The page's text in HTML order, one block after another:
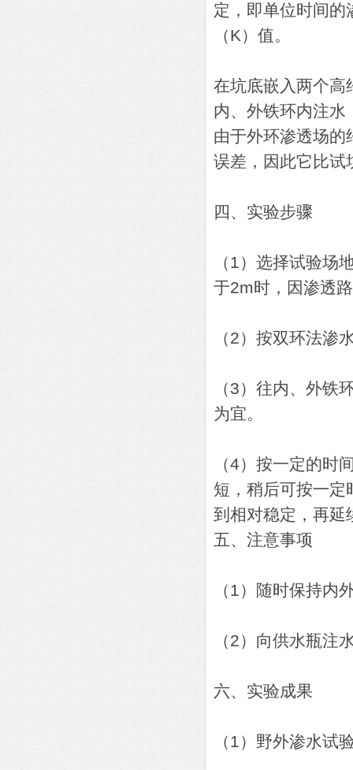
定，即单位时间的
（K）值。
在坑底嵌入两个
内、外铁环内注
由于外环渗透场的
误差，因此它比试
四、实验步骤
（1）选择试验场
于2m时，因渗透
（2）按双环法渗
（3）往内、外铁
为宜。
（4）按一定的时
短，稍后可按一定
到相对稳定，再延
五、注意事项
（1）随时保持内
（2）向供水瓶注
六、实验成果
（1）野外渗水试